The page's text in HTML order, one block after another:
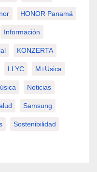
HONOR Panamá
Información
KONZERTA
LLYC M+usica
Noticias
Samsung
Sostenibilidad